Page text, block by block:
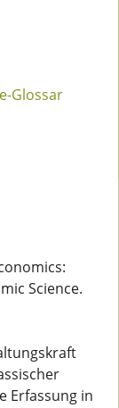
Science.
Erfassung in